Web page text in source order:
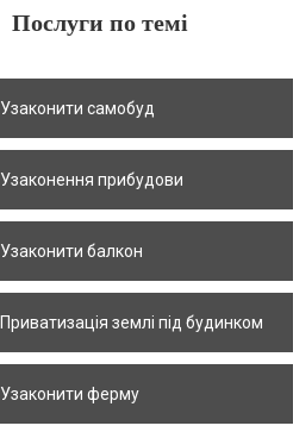
Послуги по темі
Узаконити самобуд
Узаконення прибудови
Узаконити балкон
Приватизація землі під будинком
Узаконити ферму